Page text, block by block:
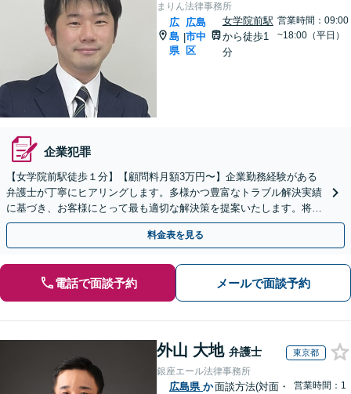
まりん法律事務所
広
島
県
|
広島
市中
区
女学院前駅
から徒歩1
分
営業時間：09:00
~18:00（平日）
企業犯罪
【女学院前駅徒歩１分】【顧問料月額3万円〜】企業勤務経験がある
弁護士が丁寧にヒアリングします。多様かつ豊富なトラブル解決実績
に基づき、お客様にとって最も適切な解決策を提案いたします。将来
の同種トラブル防止のための提案も行います。
料金表を見る
電話で面談予約 メールで面談予約
外山 大地 弁護士 東京都
銀座エール法律事務所
広島県 か面談方法(対面・
営業時間：1